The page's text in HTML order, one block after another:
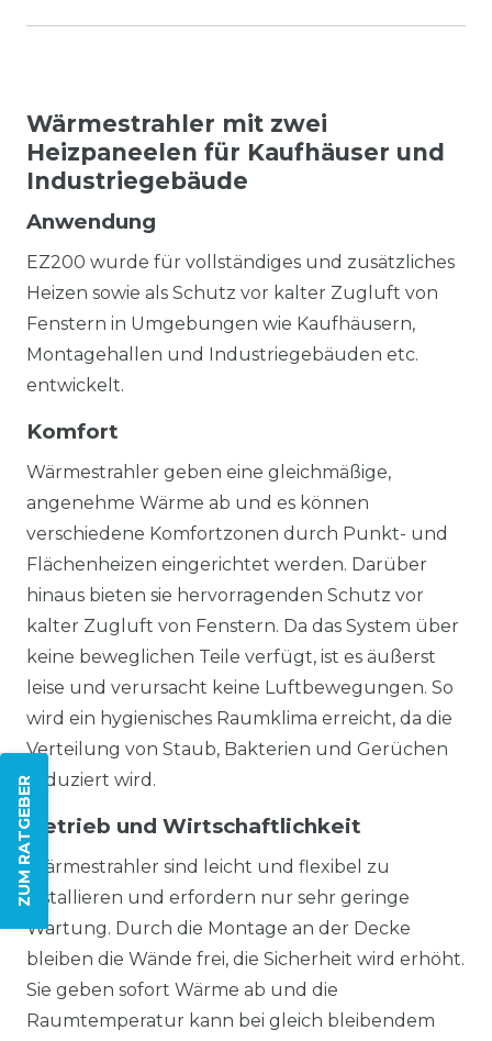
ZUM RATGEBER
Wärmestrahler mit zwei
Heizpaneelen für Kaufhäuser und
Industriegebäude
Anwendung
EZ200 wurde für vollständiges und zusätzliches
Heizen sowie als Schutz vor kalter Zugluft von
Fenstern in Umgebungen wie Kaufhäusern,
Montagehallen und Industriegebäuden etc.
entwickelt.
Komfort
Wärmestrahler geben eine gleichmäßige,
angenehme Wärme ab und es können
verschiedene Komfortzonen durch Punkt- und
Flächenheizen eingerichtet werden. Darüber
hinaus bieten sie hervorragenden Schutz vor
kalter Zugluft von Fenstern. Da das System über
keine beweglichen Teile verfügt, ist es äußerst
leise und verursacht keine Luftbewegungen. So
wird ein hygienisches Raumklima erreicht, da die
Verteilung von Staub, Bakterien und Gerüchen
reduziert wird.
Betrieb und Wirtschaftlichkeit
Wärmestrahler sind leicht und flexibel zu
installieren und erfordern nur sehr geringe
Wartung. Durch die Montage an der Decke
bleiben die Wände frei, die Sicherheit wird erhöht.
Sie geben sofort Wärme ab und die
Raumtemperatur kann bei gleich bleibendem